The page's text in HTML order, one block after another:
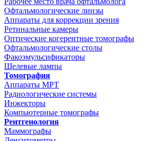
Офтальмологические линзы
Аппараты для коррекции зрения
Ретинальные камеры
Оптические когерентные томографы
Офтальмологические столы
Факоэмульсификаторы
Щелевые лампы
Томография
Аппараты МРТ
Радиологические системы
Инжекторы
Компьютерные томографы
Рентгенология
Маммографы